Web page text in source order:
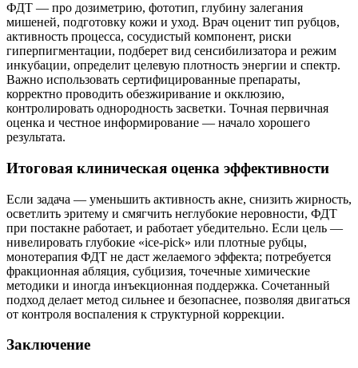
ФДТ — про дозиметрию, фототип, глубину залегания
мишеней, подготовку кожи и уход. Врач оценит тип рубцов,
активность процесса, сосудистый компонент, риски
гиперпигментации, подберет вид сенсибилизатора и режим
инкубации, определит целевую плотность энергии и спектр.
Важно использовать сертифицированные препараты,
корректно проводить обезжиривание и окклюзию,
контролировать однородность засветки. Точная первичная
оценка и честное информирование — начало хорошего
результата.
Итоговая клиническая оценка эффективности
Если задача — уменьшить активность акне, снизить жирность,
осветлить эритему и смягчить неглубокие неровности, ФДТ
при постакне работает, и работает убедительно. Если цель —
нивелировать глубокие «ice‑pick» или плотные рубцы,
монотерапия ФДТ не даст желаемого эффекта; потребуется
фракционная абляция, субцизия, точечные химические
методики и иногда инъекционная поддержка. Сочетанный
подход делает метод сильнее и безопаснее, позволяя двигаться
от контроля воспаления к структурной коррекции.
Заключение